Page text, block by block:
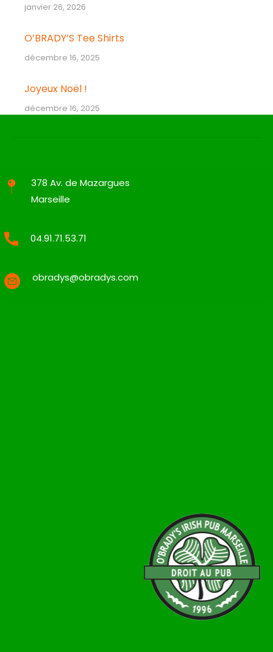
janvier 26, 2026
O’BRADY’S Tee Shirts
décembre 16, 2025
Joyeux Noël !
décembre 16, 2025
378 Av. de Mazargues
Marseille
04.91.71.53.71
obradys@obradys.com